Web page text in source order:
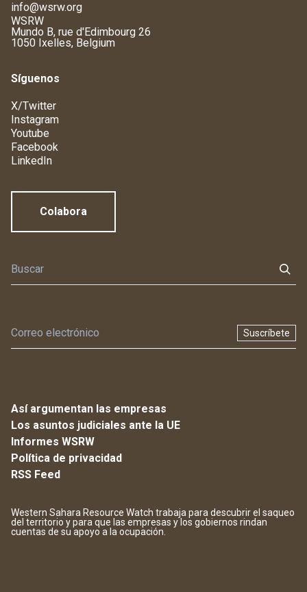
info@wsrw.org
WSRW
Mundo B, rue d'Edimbourg 26
1050 Ixelles, Belgium
Síguenos
X/Twitter
Instagram
Youtube
Facebook
LinkedIn
Colabora
Suscríbete
Así argumentan las empresas
Los asuntos judiciales ante la UE
Informes WSRW
Política de privacidad
RSS Feed
Western Sahara Resource Watch trabaja para descubrir el saqueo
del territorio y para que las empresas y los gobiernos rindan
cuentas de su apoyo a la ocupación.